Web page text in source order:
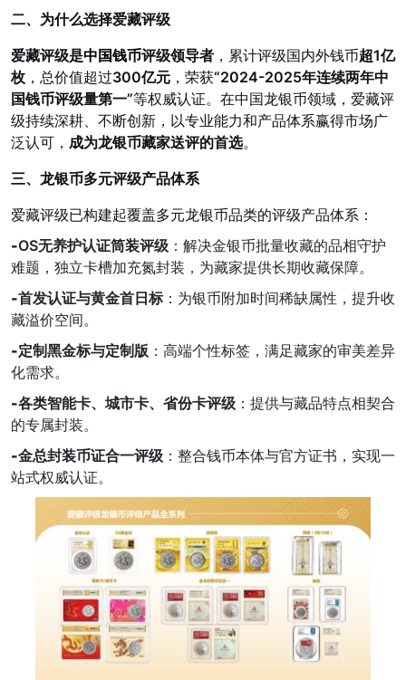
二、为什么选择爱藏评级
爱藏评级是中国钱币评级领导者 ，累计评级国内外钱币超1亿
枚 ，总价值超过300亿元 ，荣获“2024-2025年连续两年中
国钱币评级量第一”等权威认证。在中国龙银币领域，爱藏评
级持续深耕、不断创新，以专业能力和产品体系赢得市场广
泛认可， 成为龙银币藏家送评的首选。
三、龙银币多元评级产品体系
爱藏评级已构建起覆盖多元龙银币品类的评级产品体系：
-OS无养护认证筒装评级 ：解决金银币批量收藏的品相守护
难题，独立卡槽加充氮封装，为藏家提供长期收藏保障。
-首发认证与黄金首日标：为银币附加时间稀缺属性，提升收
藏溢价空间。
-定制黑金标与定制版 ：高端个性标签，满足藏家的审美差异
化需求。
-各类智能卡、城市卡、省份卡评级 ：提供与藏品特点相契合
的专属封装。
-金总封装币证合一评级 ：整合钱币本体与官方证书，实现一
站式权威认证。